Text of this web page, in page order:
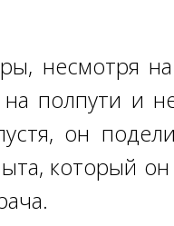
несмотря
полпути и
он
который